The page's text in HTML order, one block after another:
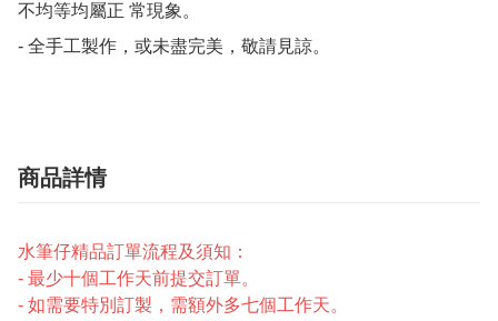
不均等均屬正 常現象。
- 全手工製作，或未盡完美，敬請見諒。
商品詳情
水筆仔精品訂單流程及須知：
- 最少十個工作天前提交訂單。
- 如需要特別訂製，需額外多七個工作天。